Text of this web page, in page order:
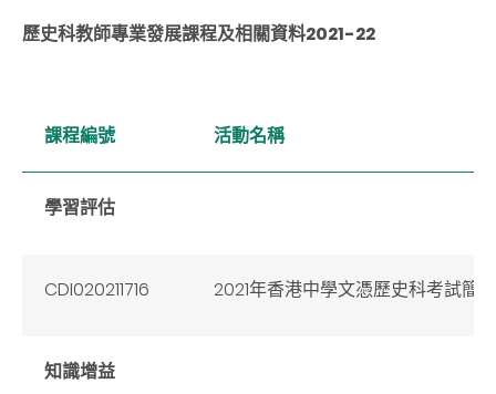
歷史科教師專業發展課程及相關資料2021-22
課程編號
活動名稱
學習評估
CDI020211716 2021年香港中學文憑歷史科考試簡
知識增益